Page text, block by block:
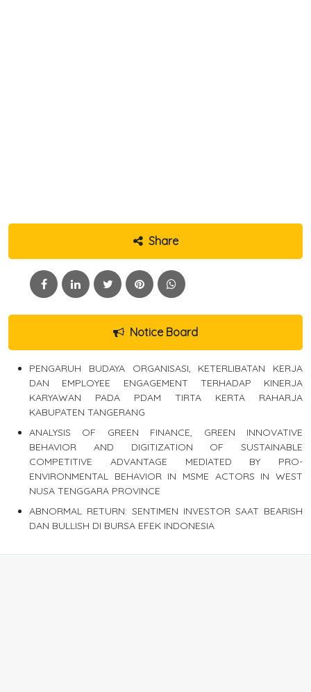
Share
Notice Board
PENGARUH BUDAYA ORGANISASI, KETERLIBATAN KERJA
DAN EMPLOYEE ENGAGEMENT TERHADAP KINERJA
KARYAWAN PADA PDAM TIRTA KERTA RAHARJA
KABUPATEN TANGERANG
ANALYSIS OF GREEN FINANCE, GREEN INNOVATIVE
BEHAVIOR AND DIGITIZATION OF SUSTAINABLE
COMPETITIVE ADVANTAGE MEDIATED BY PRO-
ENVIRONMENTAL BEHAVIOR IN MSME ACTORS IN WEST
NUSA TENGGARA PROVINCE
ABNORMAL RETURN: SENTIMEN INVESTOR SAAT BEARISH
DAN BULLISH DI BURSA EFEK INDONESIA